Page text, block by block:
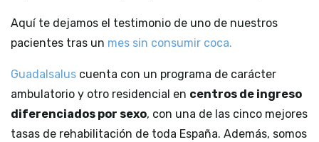
Aquí te dejamos el testimonio de uno de nuestros
pacientes tras un mes sin consumir coca.
Guadalsalus cuenta con un programa de carácter
ambulatorio y otro residencial en centros de ingreso
diferenciados por sexo, con una de las cinco mejores
tasas de rehabilitación de toda España. Además, somos